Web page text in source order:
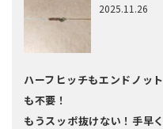
2025.11.26
ハーフヒッチもエンドノット
も不要！
もうスッポ抜けない！手早く